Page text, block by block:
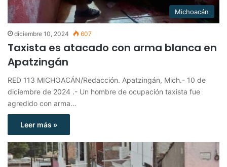
Michoacán
diciembre 10, 2024 607
Taxista es atacado con arma blanca en
Apatzingán
RED 113 MICHOACÁN/Redacción. Apatzingán, Mich.- 10 de
diciembre de 2024 .- Un hombre de ocupación taxista fue
agredido con arma…
Leer más »